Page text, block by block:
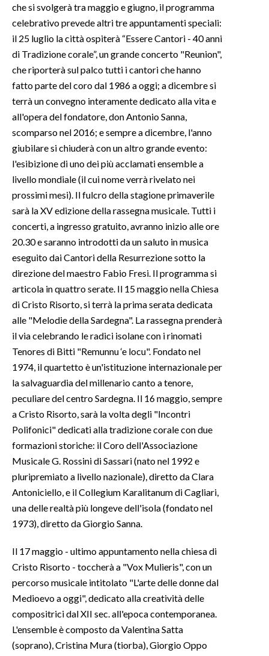
che si svolgerà tra maggio e giugno, il programma
celebrativo prevede altri tre appuntamenti speciali:
il 25 luglio la città ospiterà “Essere Cantori - 40 anni
di Tradizione corale”, un grande concerto "Reunion",
che riporterà sul palco tutti i cantori che hanno
fatto parte del coro dal 1986 a oggi; a dicembre si
terrà un convegno interamente dedicato alla vita e
all'opera del fondatore, don Antonio Sanna,
scomparso nel 2016; e sempre a dicembre, l'anno
giubilare si chiuderà con un altro grande evento:
l'esibizione di uno dei più acclamati ensemble a
livello mondiale (il cui nome verrà rivelato nei
prossimi mesi). Il fulcro della stagione primaverile
sarà la XV edizione della rassegna musicale. Tutti i
concerti, a ingresso gratuito, avranno inizio alle ore
20.30 e saranno introdotti da un saluto in musica
eseguito dai Cantori della Resurrezione sotto la
direzione del maestro Fabio Fresi. Il programma si
articola in quattro serate. Il 15 maggio nella Chiesa
di Cristo Risorto, si terrà la prima serata dedicata
alle "Melodie della Sardegna". La rassegna prenderà
il via celebrando le radici isolane con i rinomati
Tenores di Bitti "Remunnu ‘e locu". Fondato nel
1974, il quartetto è un'istituzione internazionale per
la salvaguardia del millenario canto a tenore,
peculiare del centro Sardegna. Il 16 maggio, sempre
a Cristo Risorto, sarà la volta degli "Incontri
Polifonici" dedicati alla tradizione corale con due
formazioni storiche: il Coro dell'Associazione
Musicale G. Rossini di Sassari (nato nel 1992 e
pluripremiato a livello nazionale), diretto da Clara
Antoniciello, e il Collegium Karalitanum di Cagliari,
una delle realtà più longeve dell'isola (fondato nel
1973), diretto da Giorgio Sanna.
Il 17 maggio - ultimo appuntamento nella chiesa di
Cristo Risorto - toccherà a "Vox Mulieris", con un
percorso musicale intitolato "L'arte delle donne dal
Medioevo a oggi", dedicato alla creatività delle
compositrici dal XII sec. all'epoca contemporanea.
L'ensemble è composto da Valentina Satta
(soprano), Cristina Mura (tiorba), Giorgio Oppo